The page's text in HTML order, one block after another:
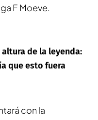
F Moeve.
de la leyenda:
que esto fuera
con la